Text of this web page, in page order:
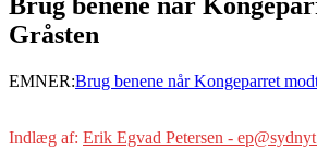
Gråsten
EMNER:Brug benene når Kongeparret
Indlæg af: Erik Egvad Petersen -